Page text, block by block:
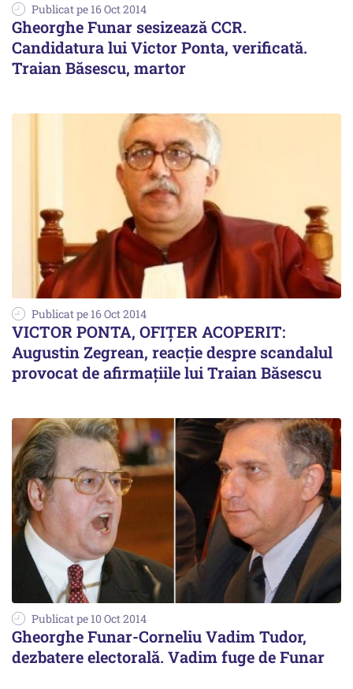
Publicat pe 16 Oct 2014
Gheorghe Funar sesizează CCR.
Candidatura lui Victor Ponta, verificată.
Traian Băsescu, martor
Publicat pe 16 Oct 2014
VICTOR PONTA, OFIȚER ACOPERIT:
Augustin Zegrean, reacție despre scandalul
provocat de afirmațiile lui Traian Băsescu
Publicat pe 10 Oct 2014
Gheorghe Funar-Corneliu Vadim Tudor,
dezbatere electorală. Vadim fuge de Funar